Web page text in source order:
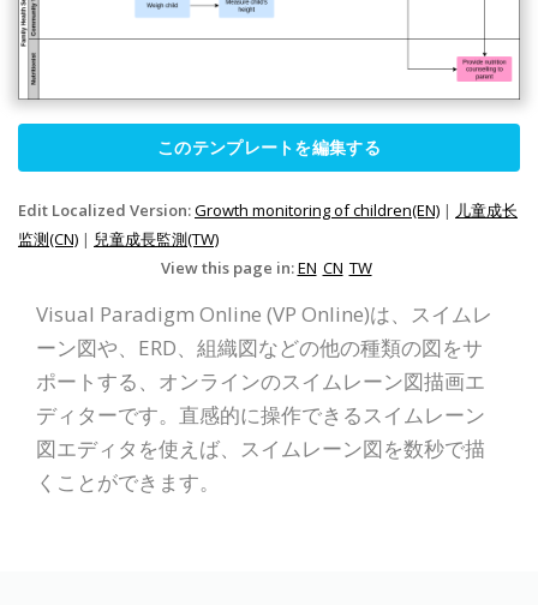
このテンプレートを編集する
Edit Localized Version:Growth monitoring of children(EN) | 儿童成长
监测(CN) | 兒童成長監測(TW)
View this page in:EN CN TW
Visual Paradigm Online (VP Online)は、スイムレ
ーン図や、ERD、組織図などの他の種類の図をサ
ポートする、オンラインのスイムレーン図描画エ
ディターです。直感的に操作できるスイムレーン
図エディタを使えば、スイムレーン図を数秒で描
くことができます。